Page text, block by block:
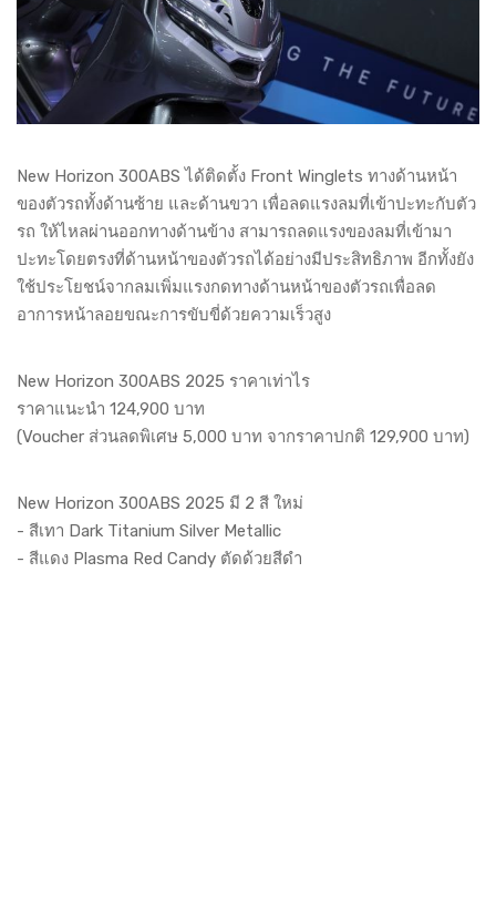
New Horizon 300ABS ได้ติดตั้ง Front Winglets ทางด้านหน้า
ของตัวรถทั้งด้านซ้าย และด้านขวา เพื่อลดแรงลมที่เข้าปะทะกับตัว
รถ ให้ไหลผ่านออกทางด้านข้าง สามารถลดแรงของลมที่เข้ามา
ปะทะโดยตรงที่ด้านหน้าของตัวรถได้อย่างมีประสิทธิภาพ อีกทั้งยัง
ใช้ประโยชน์จากลมเพิ่มแรงกดทางด้านหน้าของตัวรถเพื่อลด
อาการหน้าลอยขณะการขับขี่ด้วยความเร็วสูง
New Horizon 300ABS 2025 ราคาเท่าไร
ราคาแนะนำ 124,900 บาท
(Voucher ส่วนลดพิเศษ 5,000 บาท จากราคาปกติ 129,900 บาท)
New Horizon 300ABS 2025 มี 2 สี ใหม่
- สีเทา Dark Titanium Silver Metallic
- สีแดง Plasma Red Candy ตัดด้วยสีดำ